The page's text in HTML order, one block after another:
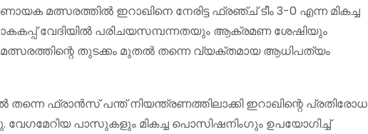
മത്സരത്തിൽ ഇറാഖിനെ നേരിട്ട ഫ്രഞ്ച് ടീം 3-0 എന്ന മികച്ച
വേദിയിൽ പരിചയസമ്പന്നതയും ആക്രമണ ശേഷിയും
മത്സരത്തിന്റെ തുടക്കം മുതൽ തന്നെ വ്യക്തമായ ആധിപത്യം
തന്നെ ഫ്രാൻസ് പന്ത് നിയന്ത്രണത്തിലാക്കി ഇറാഖിന്റെ പ്രതിരോധ
വേഗമേറിയ പാസുകളും മികച്ച പൊസിഷനിംഗും ഉപയോഗിച്ച്